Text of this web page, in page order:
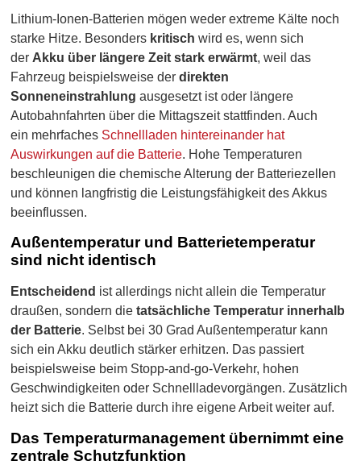
Lithium-Ionen-Batterien mögen weder extreme Kälte noch
starke Hitze. Besonders kritisch wird es, wenn sich
der Akku über längere Zeit stark erwärmt, weil das
Fahrzeug beispielsweise derdirekten
Sonneneinstrahlung ausgesetzt ist oder längere
Autobahnfahrten über die Mittagszeit stattfinden. Auch
ein mehrfaches Schnellladen hintereinander hat
Auswirkungen auf die Batterie. Hohe Temperaturen
beschleunigen die chemische Alterung der Batteriezellen
und können langfristig die Leistungsfähigkeit des Akkus
beeinflussen.
Außentemperatur und Batterietemperatur
sind nicht identisch
Entscheidend ist allerdings nicht allein die Temperatur
draußen, sondern dietatsächliche Temperatur innerhalb
der Batterie. Selbst bei 30 Grad Außentemperatur kann
sich ein Akku deutlich stärker erhitzen. Das passiert
beispielsweise beim Stopp-and-go-Verkehr, hohen
Geschwindigkeiten oder Schnellladevorgängen. Zusätzlich
heizt sich die Batterie durch ihre eigene Arbeit weiter auf.
Das Temperaturmanagement übernimmt eine
zentrale Schutzfunktion